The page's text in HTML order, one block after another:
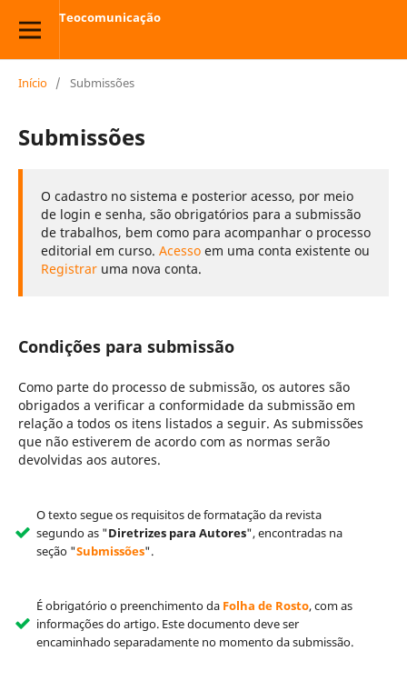
Teocomunicação
Início / Submissões
Submissões
O cadastro no sistema e posterior acesso, por meio
de login e senha, são obrigatórios para a submissão
de trabalhos, bem como para acompanhar o processo
editorial em curso. Acessoem uma conta existente ou
Registraruma nova conta.
Condições para submissão
Como parte do processo de submissão, os autores são
obrigados a verificar a conformidade da submissão em
relação a todos os itens listados a seguir. As submissões
que não estiverem de acordo com as normas serão
devolvidas aos autores.
O texto segue os requisitos de formatação da revista
segundo as "Diretrizes para Autores", encontradas na
seção "Submissões".
É obrigatório o preenchimento da Folha de Rosto, com as
informações do artigo. Este documento deve ser
encaminhado separadamente no momento da submissão.